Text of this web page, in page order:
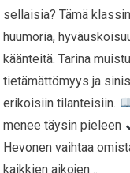
sellaisia? Tämä
huumoria,
käänteitä. Tarina
tietämättömyys ja
erikoisiin tilanteisiin.
menee täysin pieleen
Hevonen vaihtaa
kaikkien aikojen…